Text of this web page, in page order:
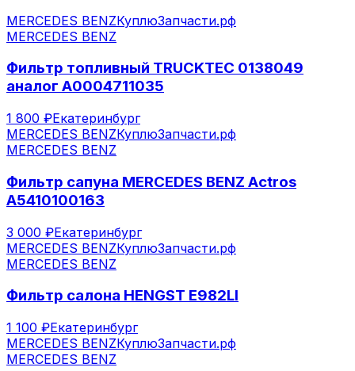
MERCEDES BENZКуплюЗапчасти.рф
MERCEDES BENZ
Фильтр топливный TRUCKTEC 0138049
аналог А0004711035
1 800 ₽Екатеринбург
MERCEDES BENZКуплюЗапчасти.рф
MERCEDES BENZ
Фильтр сапуна MERCEDES BENZ Actros
A5410100163
3 000 ₽Екатеринбург
MERCEDES BENZКуплюЗапчасти.рф
MERCEDES BENZ
Фильтр салона HENGST Е982LI
1 100 ₽Екатеринбург
MERCEDES BENZКуплюЗапчасти.рф
MERCEDES BENZ